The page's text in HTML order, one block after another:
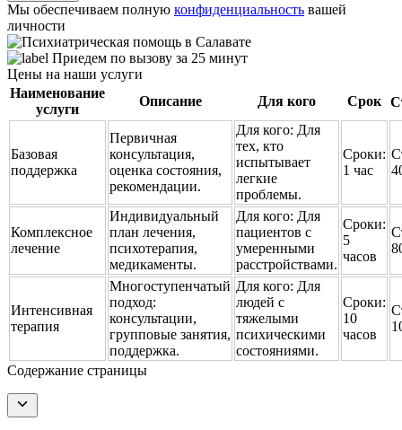
Мы обеспечиваем полную конфиденциальность вашей
личности
Приедем по вызову за 25 минут
Цены на наши услуги
Наименование
услуги
Описание Для кого Срок
Базовая
поддержка
Первичная
консультация,
оценка состояния,
рекомендации.
Для кого: Для
тех, кто
испытывает
легкие
проблемы.
Сроки:
1 час
Комплексное
лечение
Индивидуальный
план лечения,
психотерапия,
медикаменты.
Для кого: Для
пациентов с
умеренными
расстройствами.
Сроки:
5
часов
Интенсивная
терапия
Многоступенчатый
подход:
консультации,
групповые занятия,
поддержка.
Для кого: Для
людей с
тяжелыми
психическими
состояниями.
Сроки:
10
часов
Содержание страницы